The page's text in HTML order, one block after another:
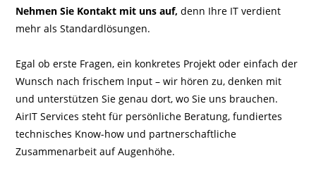
Nehmen Sie Kontakt mit uns auf, denn Ihre IT verdient
mehr als Standardlösungen.
Egal ob erste Fragen, ein konkretes Projekt oder einfach der
Wunsch nach frischem Input – wir hören zu, denken mit
und unterstützen Sie genau dort, wo Sie uns brauchen.
AirIT Services steht für persönliche Beratung, fundiertes
technisches Know-how und partnerschaftliche
Zusammenarbeit auf Augenhöhe.